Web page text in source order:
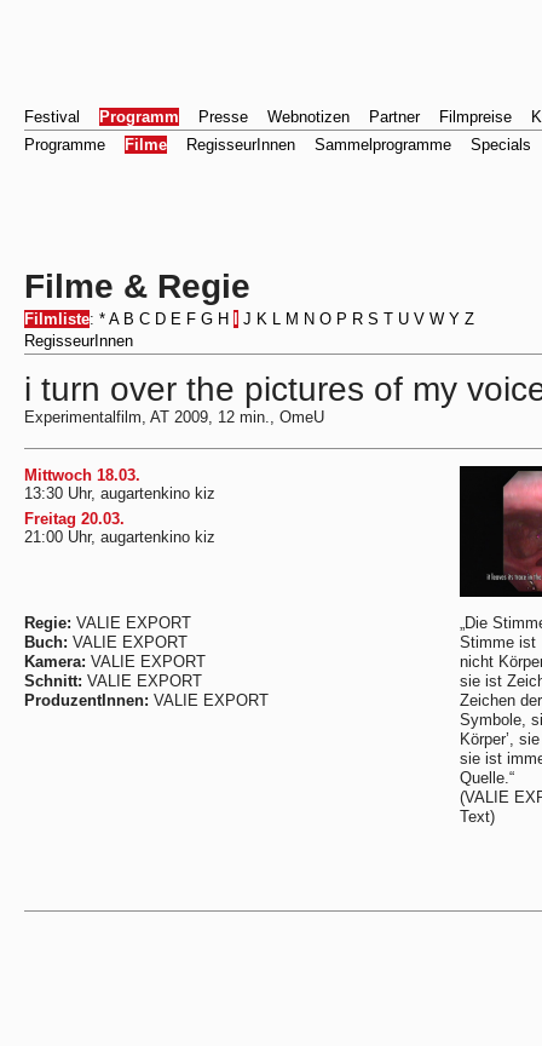
Festival Programm Presse Webnotizen Partner Filmpreise
Programme
Filme RegisseurInnen Sammelprogramme Specials
Filme & Regie
Filmliste: * A B C D E F G H J K L M N O P R S T U V W Y Z
RegisseurInnen
i turn over the pictures of my
Experimentalfilm, AT 2009, 12 min., OmeU
Mittwoch 18.03.
13:30 Uhr, augartenkino kiz
Freitag 20.03.
21:00 Uhr, augartenkino kiz
Regie: VALIE EXPORT
Buch: VALIE EXPORT
Kamera: VALIE EXPORT
Schnitt: VALIE EXPORT
ProduzentInnen: VALIE EXPORT
„Die
Stimme ist
nicht
sie ist
Zeichen
Symbole,
Körper’,
sie ist
Quelle.“
(VALIE
Text)